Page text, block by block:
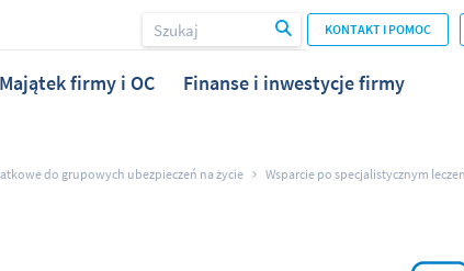
Majątek firmy i OC Finanse i inwestycje firmy
KONTAKT I POMOC
do grupowych ubezpieczeń na życie Wsparcie po specjalistycznym